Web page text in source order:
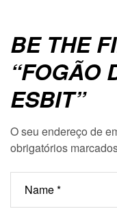
BE THE
“FOGÃO
ESBIT”
O seu endereço de
obrigatórios